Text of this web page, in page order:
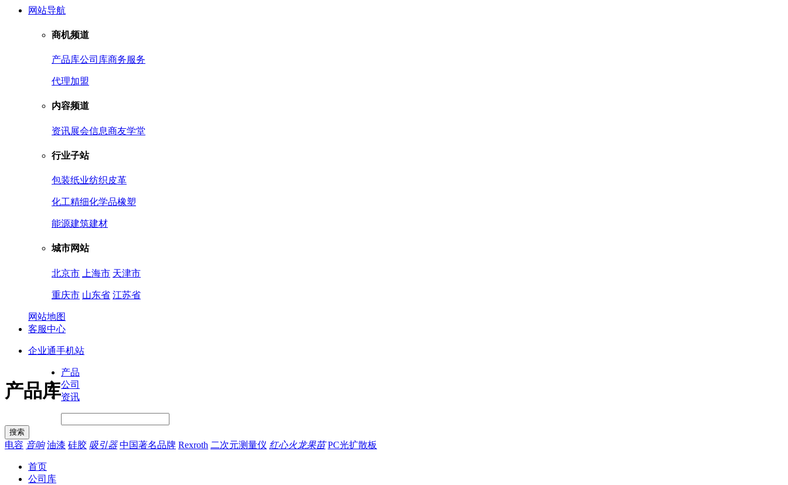
网站导航
商机频道
产品库公司库商务服务
代理加盟
内容频道
资讯展会信息商友学堂
行业子站
包装纸业纺织皮革
化工精细化学品橡塑
能源建筑建材
城市网站
北京市 上海市 天津市
重庆市 山东省 江苏省
网站地图
客服中心
企业通手机站
产品库
产品
公司
资讯
电容 音响 油漆 硅胶 吸引器 中国著名品牌 Rexroth 二次元测量仪 红心火龙果苗 PC光扩散板
首页
公司库